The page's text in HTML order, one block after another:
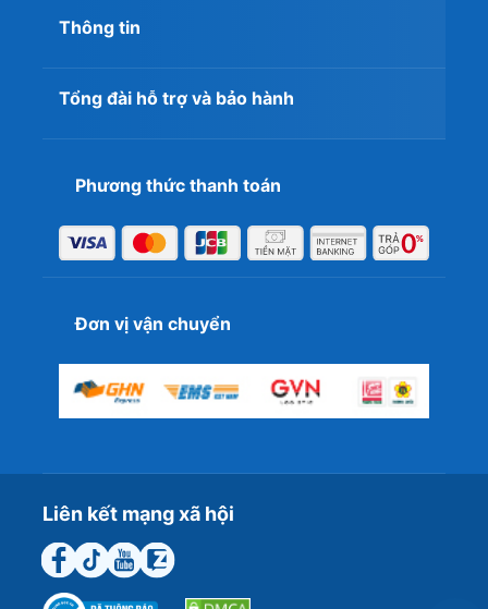
Thông tin
Tổng đài hỗ trợ và bảo hành
Phương thức thanh toán
Đơn vị vận chuyển
Liên kết mạng xã hội